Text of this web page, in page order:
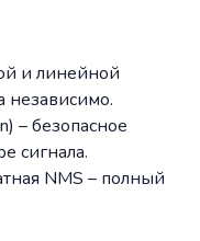
и линейной
независимо.
– безопасное
сигнала.
NMS – полный